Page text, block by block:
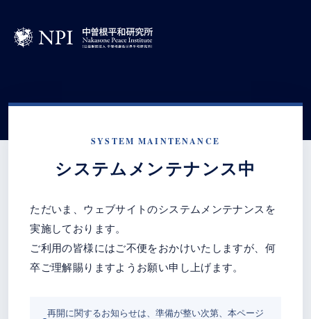
SYSTEM MAINTENANCE
システムメンテナンス中
ただいま、ウェブサイトのシステムメンテナンスを
実施しております。
ご利用の皆様にはご不便をおかけいたしますが、何
卒ご理解賜りますようお願い申し上げます。
再開に関するお知らせは、準備が整い次第、本ページ